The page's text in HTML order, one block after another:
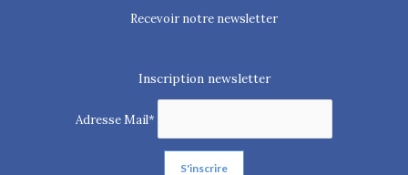
Recevoir notre newsletter
Inscription newsletter
Adresse Mail*